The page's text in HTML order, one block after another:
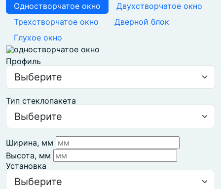
Одностворчатое окно
Двухстворчатое окно
Трехстворчатое окно
Дверной блок
Глухое окно
Профиль
Тип стеклопакета
Ширина, мм
Высота, мм
Установка